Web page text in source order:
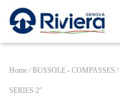
Home / BUSSOLE - COMPASSES /
SERIES 2″